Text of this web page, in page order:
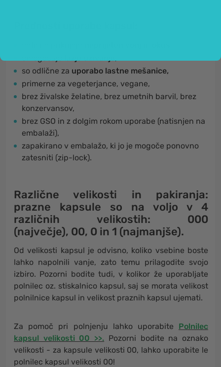
so odlične za uporabo lastne mešanice,
primerne za vegeterjance, vegane,
brez živalske želatine, brez umetnih barvil, brez
konzervansov,
brez GSO in z dolgim rokom uporabe (natisnjen na
embalaži),
zapakirano v embalažo, ki jo je mogoče ponovno
zatesniti (zip-lock).
Različne velikosti in pakiranja:
prazne kapsule so na voljo v 4
različnih velikostih: 000
(največje), 00, 0 in 1 (najmanjše).
Od velikosti kapsul je odvisno, koliko vsebine boste
lahko napolnili vanje, zato temu prilagodite svojo
izbiro. Pozorni bodite tudi, v kolikor že uporabljate
polnilec oz. stiskalnico kapsul, saj se morata velikost
polnilnice kapsul in velikost praznih kapsul ujemati.
Za pomoč pri polnjenju lahko uporabite Polnilec
kapsul velikosti 00 >>. Pozorni bodite na oznako
velikosti - za kapsule velikosti 00, lahko uporabite le
polnilec kapsul velikosti 00!